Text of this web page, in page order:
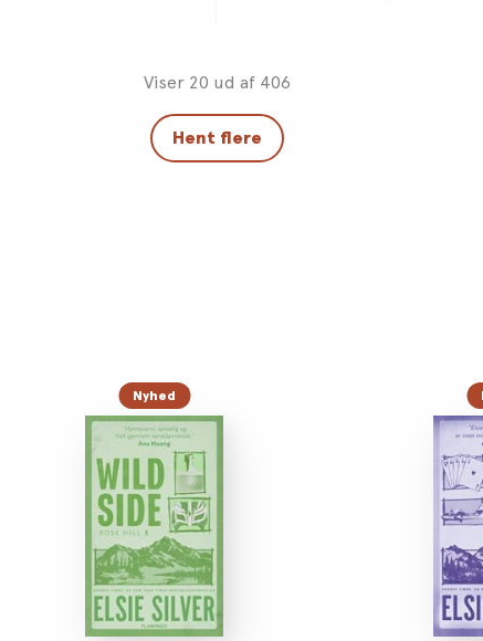
Viser 20 ud af 406
Hent flere
Nyhed